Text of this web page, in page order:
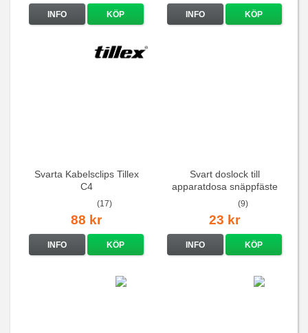
INFO KÖP INFO KÖP
Svarta Kabelsclips Tillex
C4
(17)
88 kr
INFO KÖP
Svart doslock till
apparatdosa snäppfäste
(9)
23 kr
INFO KÖP